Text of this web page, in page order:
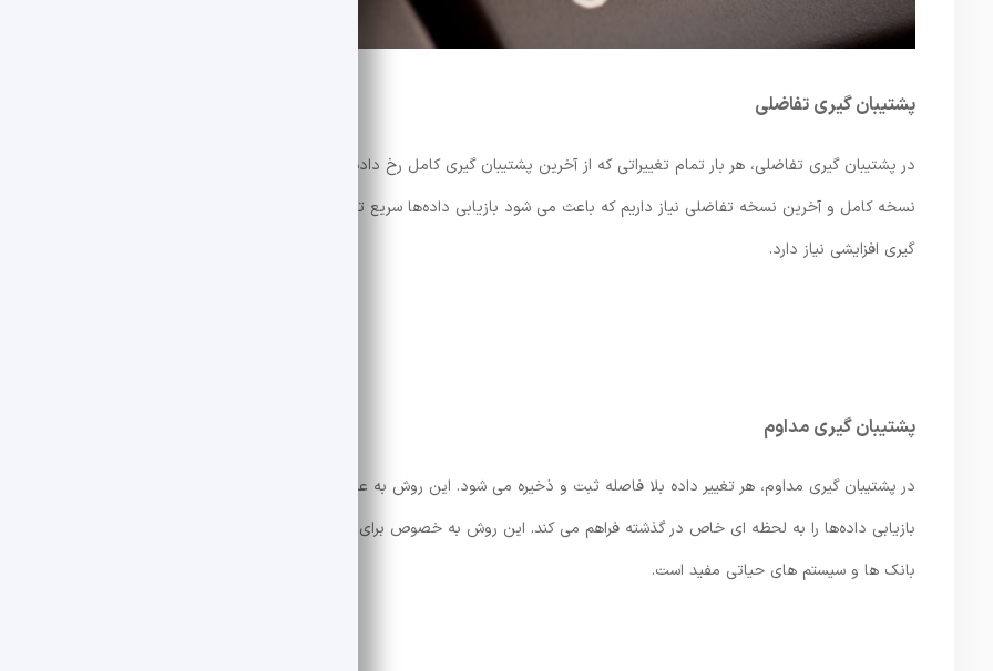
پشتیبان‌ گیری تفاضلی
در پشتیبان ‌گیری تفاضلی، هر بار تمام تغییراتی که از آخرین پشتیبان ‌گیری کامل رخ داده‌اند ذخیره می‌ شود. به این ترتیب، در زمان بازیابی،
نسخه کامل و آخرین نسخه تفاضلی نیاز داریم که باعث می ‌شود بازیابی داده‌ها سریع ‌تر باشد. با این حال، این روش به فضای بیشتری نسبت
‌گیری افزایشی نیاز دارد.
پشتیبان‌ گیری مداوم
در پشتیبان ‌گیری مداوم، هر تغییر داده بلا فاصله ثبت و ذخیره می ‌شود. این روش به عنوان یکی از پیشرفته ‌ترین روش‌ها شناخته می ‌شود و
بازیابی داده‌ها را به لحظه‌ ای خاص در گذشته فراهم می ‌کند. این روش به خصوص برای سیستم‌هایی که باید به صورت مداوم و بی ‌وقفه کار کنند
بانک ‌ها و سیستم‌ های حیاتی مفید است.